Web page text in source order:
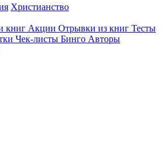
Христианство
книг Акции Отрывки из книг Тесты
Чек-листы Бинго Авторы